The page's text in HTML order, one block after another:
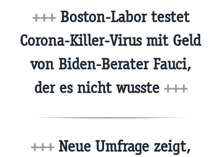
+++Boston-Labor testet
Corona-Killer-Virus mit Geld
von Biden-Berater Fauci,
der es nicht wusste +++
+++Neue Umfrage zeigt,